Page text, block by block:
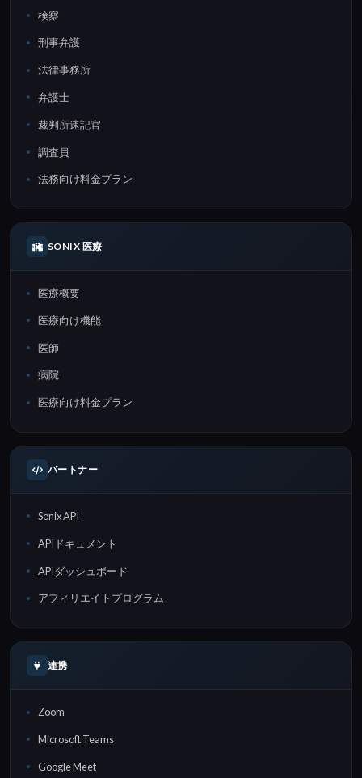
検察
刑事弁護
法律事務所
弁護士
裁判所速記官
調査員
法務向け料金プラン
SONIX 医療
医療概要
医療向け機能
医師
病院
医療向け料金プラン
パートナー
Sonix API
APIドキュメント
APIダッシュボード
アフィリエイトプログラム
連携
Zoom
Microsoft Teams
Google Meet